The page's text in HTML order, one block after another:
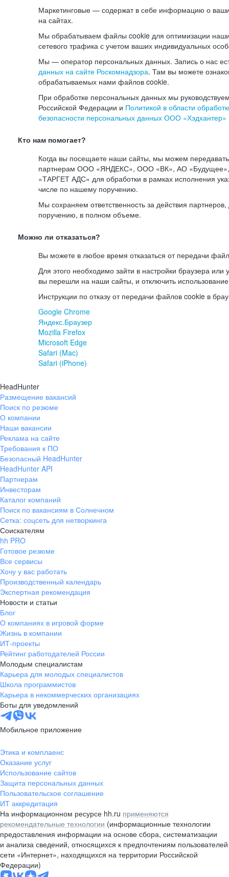
Маркетинговые — содержат в себе информацию о
на сайтах.
Мы обрабатываем файлы cookie для оптимизации
сетевого трафика с учетом ваших индивидуальных
Мы — оператор персональных данных. Запись о нас
данных на сайте Роскомнадзора. Там вы можете
обрабатываемых нами файлов cookie.
При обработке персональных данных мы
Российской Федерации и Политикой в области
безопасности персональных данных ООО «Хэдхантер»
Кто нам помогает?
Когда вы посещаете наши сайты, мы можем
партнерам ООО «ЯНДЕКС», ООО «ВК», АО
«ТАРГЕТ АДС» для обработки в рамках исполнения
числе по нашему поручению.
Мы сохраняем ответственность за действия
поручению, в полном объеме.
Можно ли отказаться?
Вы можете в любое время отказаться от передачи
Для этого необходимо зайти в настройки браузера или
вы перешли на наши сайты, и отключить
Инструкции по отказу от передачи файлов cookie в
Google Chrome
Яндекс.Браузер
Mozilla Firefox
Microsoft Edge
Safari (Mac)
Safari (iPhone)
HeadHunter
Размещение вакансий
Поиск по резюме
О компании
Наши вакансии
Реклама на сайте
Требования к ПО
Безопасный HeadHunter
HeadHunter API
Партнерам
Инвесторам
Каталог компаний
Поиск по вакансиям в Солнечном
Сетка: соцсеть для нетворкинга
Соискателям
hh PRO
Готовое резюме
Все сервисы
Хочу у вас работать
Производственный календарь
Экспертная рекомендация
Новости и статьи
Блог
О компаниях в игровой форме
Жизнь в компании
ИТ-проекты
Рейтинг работодателей России
Молодым специалистам
Карьера для молодых специалистов
Школа программистов
Карьера в некоммерческих организациях
Боты для уведомлений
Мобильное приложение
Этика и комплаенс
Оказание услуг
Использование сайтов
Защита персональных данных
Пользовательское соглашение
ИТ аккредитация
На информационном ресурсе hh.ru применяются
рекомендательные технологии (информационные технологии
предоставления информации на основе сбора, систематизации
и анализа сведений, относящихся к предпочтениям пользователей
сети «Интернет», находящихся на территории Российской
Федерации)